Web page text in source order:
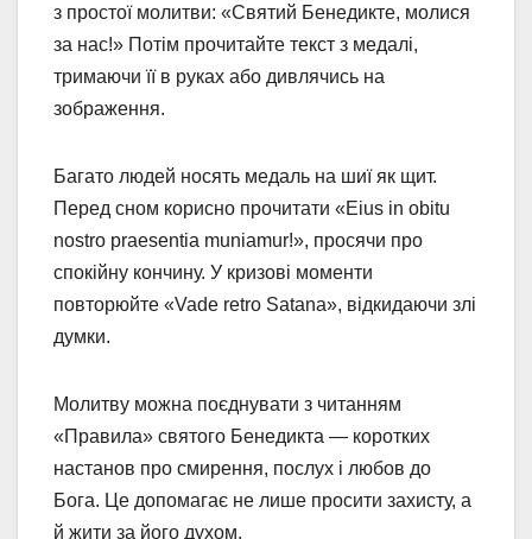
з простої молитви: «Святий Бенедикте, молися
за нас!» Потім прочитайте текст з медалі,
тримаючи її в руках або дивлячись на
зображення.
Багато людей носять медаль на шиї як щит.
Перед сном корисно прочитати «Eius in obitu
nostro praesentia muniamur!», просячи про
спокійну кончину. У кризові моменти
повторюйте «Vade retro Satana», відкидаючи злі
думки.
Молитву можна поєднувати з читанням
«Правила» святого Бенедикта — коротких
настанов про смирення, послух і любов до
Бога. Це допомагає не лише просити захисту, а
й жити за його духом.